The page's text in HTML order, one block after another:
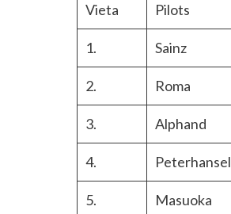
Vieta Pilots
1. Sainz
2. Roma
3. Alphand
4. Peterhansel
5. Masuoka